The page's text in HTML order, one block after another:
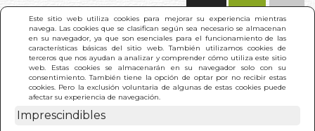
Este sitio web utiliza cookies para mejorar su experiencia mientras
navega. Las cookies que se clasifican según sea necesario se almacenan
en su navegador, ya que son esenciales para el funcionamiento de las
características básicas del sitio web. También utilizamos cookies de
terceros que nos ayudan a analizar y comprender cómo utiliza este sitio
web. Estas cookies se almacenarán en su navegador solo con su
consentimiento. También tiene la opción de optar por no recibir estas
cookies. Pero la exclusión voluntaria de algunas de estas cookies puede
afectar su experiencia de navegación.
Imprescindibles